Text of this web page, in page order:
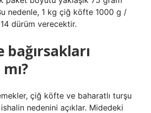
Bu nedenle, 1 kg çiğ köfte 1000 g /
dürüm verecektir.
bağırsakları
çiğ köfte ve baharatlı turşu
nedenini açıklar. Midedeki